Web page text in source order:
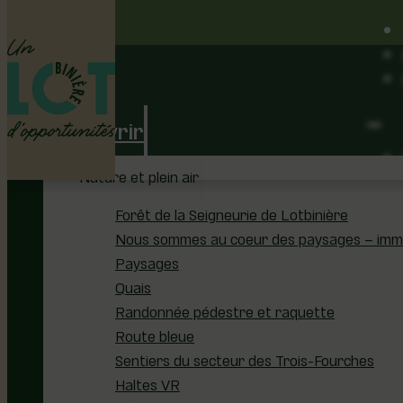
Découvrir
Nature et plein air
Forêt de la Seigneurie de Lotbinière
Nous sommes au coeur des paysages –
Paysages
Quais
Randonnée pédestre et raquette
Route bleue
Sentiers du secteur des Trois-Fourches
Haltes VR